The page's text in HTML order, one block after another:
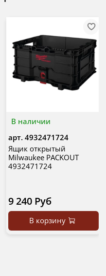
В наличии
арт. 4932471724
Ящик открытый
Milwaukee PACKOUT
4932471724
9 240 Руб
В корзину